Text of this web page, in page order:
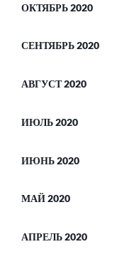
ОКТЯБРЬ 2020
СЕНТЯБРЬ 2020
АВГУСТ 2020
ИЮЛЬ 2020
ИЮНЬ 2020
МАЙ 2020
АПРЕЛЬ 2020